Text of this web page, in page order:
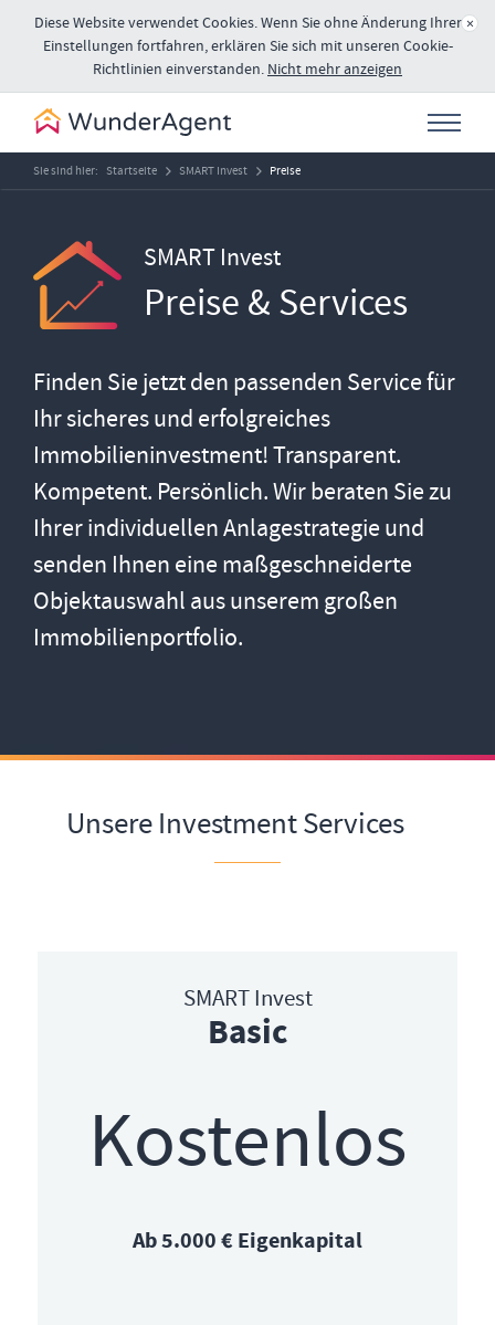
×
Diese Website verwendet Cookies. Wenn Sie ohne Änderung Ihrer
Einstellungen fortfahren, erklären Sie sich mit unseren Cookie-
Richtlinien einverstanden. Nicht mehr anzeigen
Sie sind hier: Startseite SMART Invest Preise
SMART Invest
Preise & Services
Finden Sie jetzt den passenden Service für
Ihr sicheres und erfolgreiches
Immobilieninvestment! Transparent.
Kompetent. Persönlich. Wir beraten Sie zu
Ihrer individuellen Anlagestrategie und
senden Ihnen eine maßgeschneiderte
Objektauswahl aus unserem großen
Immobilienportfolio.
Unsere Investment Services
SMART Invest
Basic
Kostenlos
Ab 5.000 € Eigenkapital